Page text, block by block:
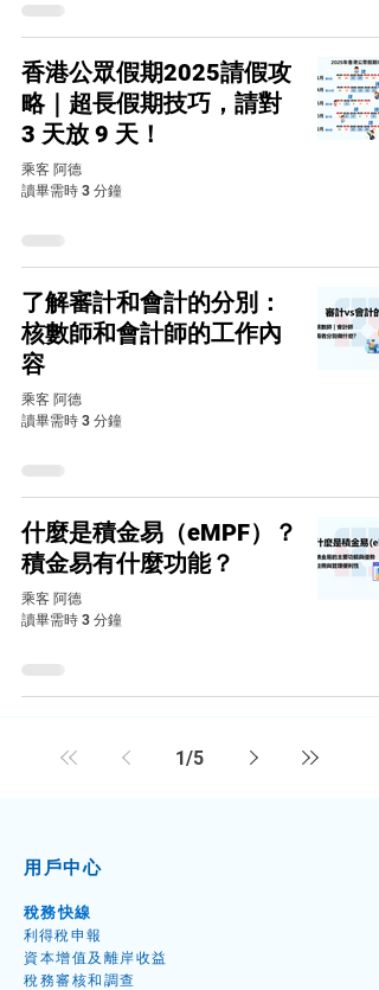
香港公眾假期2025請假攻
略｜超長假期技巧，請對
3 天放 9 天！
乘客 阿德
讀畢需時 3 分鐘
了解審計和會計的分別：
核數師和會計師的工作內
容
乘客 阿德
讀畢需時 3 分鐘
什麼是積金易（eMPF）？
積金易有什麼功能？
乘客 阿德
讀畢需時 3 分鐘
1/5
用戶中心
稅務快線
利得稅申 報
資本增值 及離岸收益
​稅務審核和調 查